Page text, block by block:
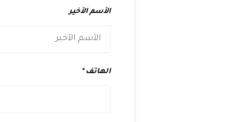
الأسم الأخير
الهاتف